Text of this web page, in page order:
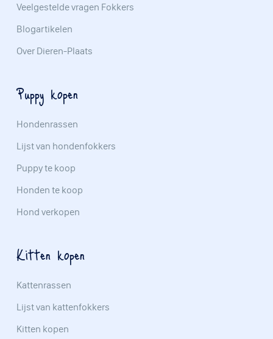
Veelgestelde vragen Fokkers
Blogartikelen
Over Dieren-Plaats
Puppy kopen
Hondenrassen
Lijst van hondenfokkers
Puppy te koop
Honden te koop
Hond verkopen
Kitten kopen
Kattenrassen
Lijst van kattenfokkers
Kitten kopen